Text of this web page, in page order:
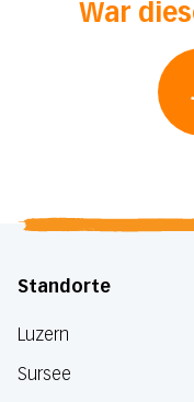
War
Standorte
Luzern
Sursee